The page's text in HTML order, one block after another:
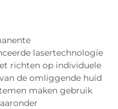
lasertechnologie
richten op individuele
de omliggende huid
maken gebruik